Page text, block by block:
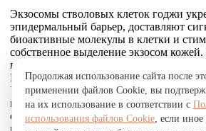
Экзосомы стволовых клеток годжи
эпидермальный барьер, доставляют
биоактивные молекулы в клетки и
собственное выделение экзосом
выработку коллагена, эластина и
Комплекс Telosense Active продлевает
Укрепляющий пептид восстанавливает
между фибробластами и внеклеточным
стимулирует выработку коллагена I и
прочное соединение эпидермиса и
Продолжая использование сайта после
применении файлов Cookie, вы
на их использование в соответствии с
использования файлов Cookie, если иное